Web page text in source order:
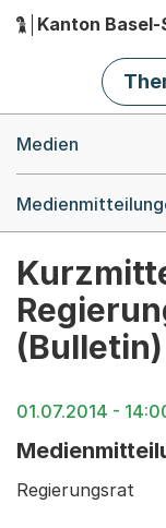
Hauptnavigation
Kanton
Medien
(Bulletin)
01.07.2014 -
Regierungsrat